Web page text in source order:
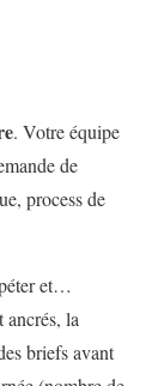
. Votre équipe
de
process de
et…
ancrés, la
briefs avant